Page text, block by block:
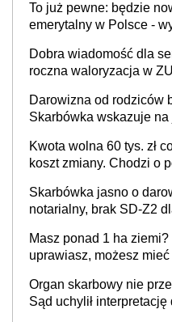
kwotą świadczenia?
To już pewne: będzie
emerytalny w Polsce -
Dobra wiadomość dla
roczna waloryzacja w
Darowizna od rodziców
Skarbówka wskazuje
Kwota wolna 60 tys. zł
koszt zmiany. Chodzi o
Skarbówka jasno o
notarialny, brak SD-Z2
Masz ponad 1 ha
uprawiasz, możesz
Organ skarbowy nie
Sąd uchylił